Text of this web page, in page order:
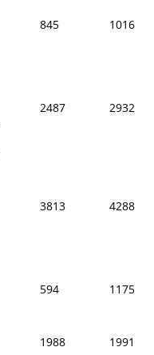
845 1016
2487 2932
3813 4288
594 1175
1988
1991